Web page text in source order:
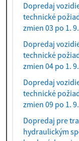
Dopredaj
technické
zmien 03 po 1.
Dopredaj
technické
zmien 04 po 1.
Dopredaj
technické
zmien 09 po 1.
Dopredaj pre
hydraulickým